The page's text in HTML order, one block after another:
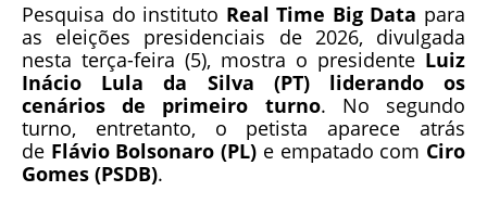
Pesquisa do instituto Real Time Big Data para
as eleições presidenciais de 2026, divulgada
nesta terça-feira (5), mostra o presidente Luiz
Inácio Lula da Silva
(PT) liderando os
cenários de primeiro turno. No segundo
turno, entretanto, o petista aparece atrás
de Flávio Bolsonaro (PL) e empatado com Ciro
Gomes (PSDB).